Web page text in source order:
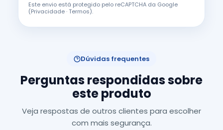
Este envio está protegido pelo reCAPTCHA da Google
(Privacidade·Termos).
Dúvidas frequentes
Perguntas respondidas sobre
este produto
Veja respostas de outros clientes para escolher
com mais segurança.